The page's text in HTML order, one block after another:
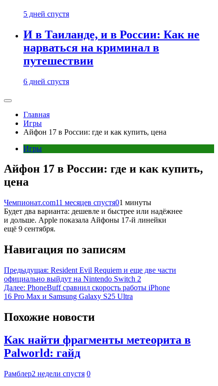
5 дней спустя
И в Таиланде, и в России: Как не
нарваться на криминал в
путешествии
6 дней спустя
Главная
Игры
Айфон 17 в России: где и как купить, цена
Игры
Айфон 17 в России: где и как купить,
цена
Чемпионат.com11 месяцев спустя01 минуты
Будет два варианта: дешевле и быстрее или надёжнее
и дольше. Apple показала Айфоны 17-й линейки
ещё 9 сентября.
Навигация по записям
Предыдущая: Resident Evil Requiem и еще две части
официально выйдут на Nintendo Switch 2
Далее: PhoneBuff сравнил скорость работы iPhone
16 Pro Max и Samsung Galaxy S25 Ultra
Похожие новости
Как найти фрагменты метеорита в
Palworld: гайд
Рамблер2 недели спустя 0